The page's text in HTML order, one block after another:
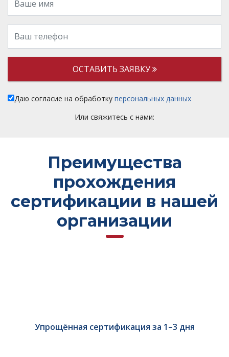
ОСТАВИТЬ ЗАЯВКУ
Даю согласие на обработку персональных данных
Или свяжитесь с нами:
Преимущества
прохождения
сертификации в нашей
организации
Упрощённая сертификация за 1–3 дня